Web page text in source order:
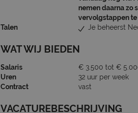
nemen daarna zo
vervolgstappen
Talen
Je beheerst
WAT WIJ BIEDEN
Salaris
€ 3.500 tot €
Uren
32 uur per week
Contract
vast
VACATUREBESCHRIJVING